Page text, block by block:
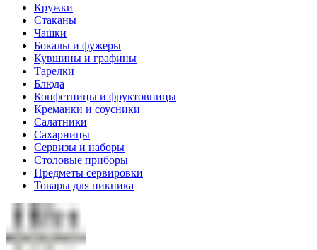
Кружки
Стаканы
Чашки
Бокалы и фужеры
Кувшины и графины
Тарелки
Блюда
Конфетницы и фруктовницы
Креманки и соусники
Салатники
Сахарницы
Сервизы и наборы
Столовые приборы
Предметы сервировки
Товары для пикника